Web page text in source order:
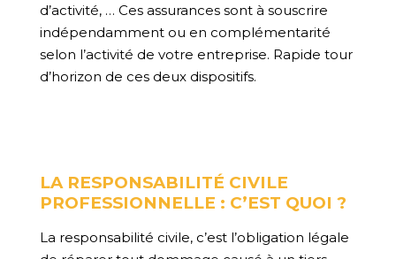
d’activité, … Ces assurances sont à souscrire
indépendamment ou en complémentarité
selon l’activité de votre entreprise. Rapide tour
d’horizon de ces deux dispositifs.
LA RESPONSABILITÉ CIVILE
PROFESSIONNELLE : C’EST QUOI ?
La responsabilité civile, c’est l’obligation légale